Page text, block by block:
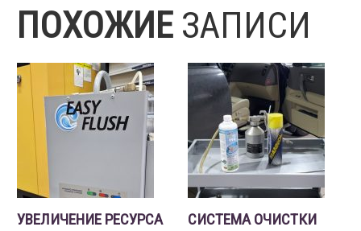
ПОХОЖИЕ ЗАПИСИ
УВЕЛИЧЕНИЕ РЕСУРСА
СИСТЕМА ОЧИСТКИ